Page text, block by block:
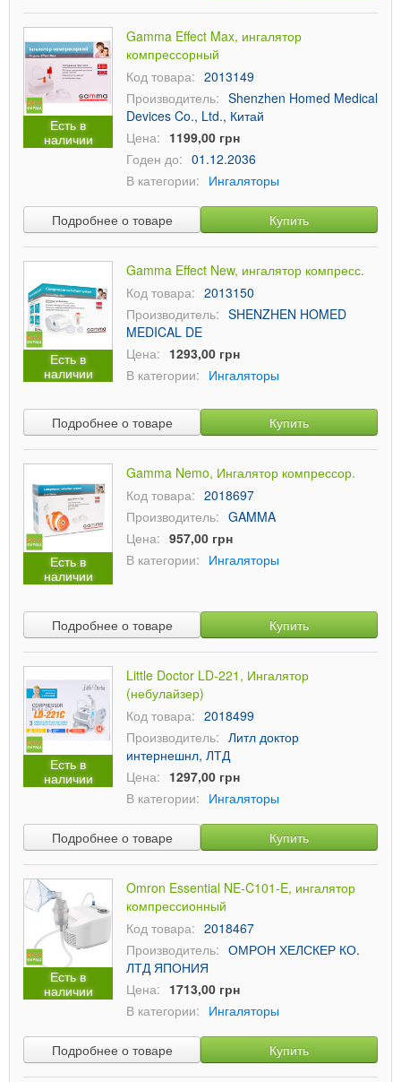
Есть в
наличии
Gamma Effect Max, ингалятор
компрессорный
Код товара: 2013149
Производитель: Shenzhen Homed Medical
Devices Co., Ltd., Китай
Цена: 1199,00 грн
Годен до: 01.12.2036
В категории: Ингаляторы
Подробнее о товаре Купить
Есть в
наличии
Gamma Effect New, ингалятор компресс.
Код товара: 2013150
Производитель: SHENZHEN HOMED
MEDICAL DE
Цена: 1293,00 грн
В категории: Ингаляторы
Подробнее о товаре Купить
Есть в
наличии
Gamma Nemo, Ингалятор компрессор.
Код товара: 2018697
Производитель: GAMMA
Цена: 957,00 грн
В категории: Ингаляторы
Подробнее о товаре Купить
Есть в
наличии
Little Doctor LD-221, Ингалятор
(небулайзер)
Код товара: 2018499
Производитель: Литл доктор
интернешнл, ЛТД
Цена: 1297,00 грн
В категории: Ингаляторы
Подробнее о товаре Купить
Есть в
наличии
Omron Essential NE-C101-E, ингалятор
компрессионный
Код товара: 2018467
Производитель: ОМРОН ХЕЛСКЕР КО.
ЛТД ЯПОНИЯ
Цена: 1713,00 грн
В категории: Ингаляторы
Подробнее о товаре Купить